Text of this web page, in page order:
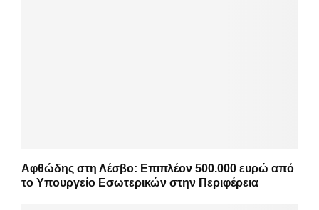
Αφθώδης στη Λέσβο: Επιπλέον 500.000 ευρώ από
το Υπουργείο Εσωτερικών στην Περιφέρεια